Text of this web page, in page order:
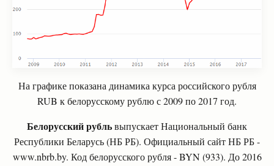
На графике показана динамика курса российского рубля
RUB к белорусскому рублю с 2009 по 2017 год.
Белорусский рубльвыпускает Национальный банк
Республики Беларусь (НБ РБ). Официальный сайт НБ РБ -
www.nbrb.by. Код белорусского рубля - BYN (933). До 2016